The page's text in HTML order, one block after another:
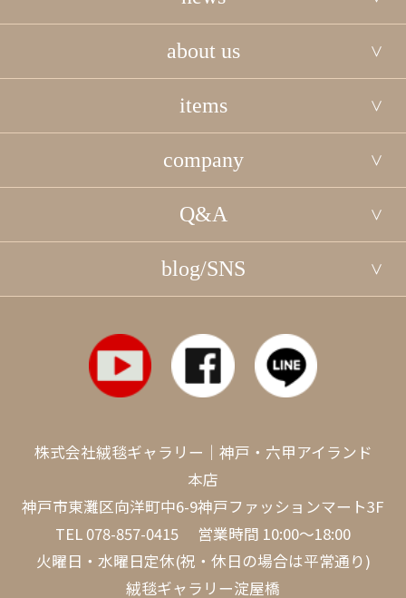
about us
items
company
Q&A
blog/SNS
株式会社絨毯ギャラリー｜神戸・六甲アイランド
本店
神戸市東灘区向洋町中6-9神戸ファッションマート3F
TEL 078-857-0415 営業時間 10:00～18:00
火曜日・水曜日定休(祝・休日の場合は平常通り)
絨毯ギャラリー淀屋橋